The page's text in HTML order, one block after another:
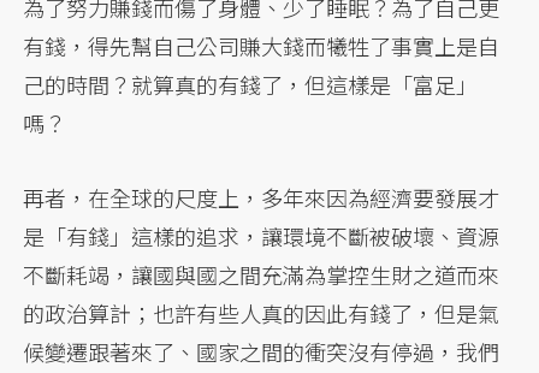
為了努力賺錢而傷了身體、少了睡眠？為了自己更
有錢，得先幫自己公司賺大錢而犧牲了事實上是自
己的時間？就算真的有錢了，但這樣是「富足」
嗎？
再者，在全球的尺度上，多年來因為經濟要發展才
是「有錢」這樣的追求，讓環境不斷被破壞、資源
不斷耗竭，讓國與國之間充滿為掌控生財之道而來
的政治算計；也許有些人真的因此有錢了，但是氣
候變遷跟著來了、國家之間的衝突沒有停過，我們